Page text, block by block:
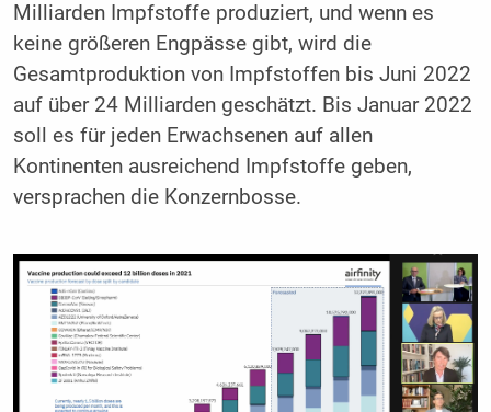
Milliarden Impfstoffe produziert, und wenn es
keine größeren Engpässe gibt, wird die
Gesamtproduktion von Impfstoffen bis Juni 2022
auf über 24 Milliarden geschätzt. Bis Januar 2022
soll es für jeden Erwachsenen auf allen
Kontinenten ausreichend Impfstoffe geben,
versprachen die Konzernbosse.